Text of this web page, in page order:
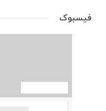
فیسبوک